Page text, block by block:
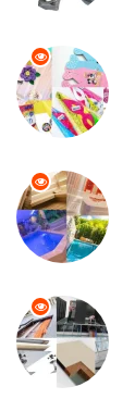
Organizasyon
Tatil
Turizm
Aksesuar
Plastik